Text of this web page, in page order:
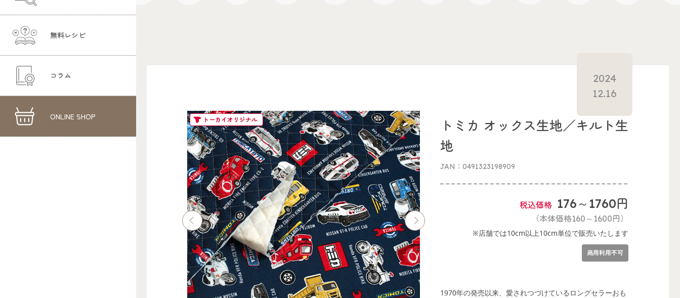
無料レシピ
コラム
ONLINE SHOP
トミカ オックス生地／キルト生
地
JAN：0491323198909
2024
12.16
トーカイオリジナル
税込価格 176～1760円
（本体価格160～1600円）
※店舗では10cm以上10cm単位で販売いたします
商用利用不可
1970年の発売以来、愛されつづけているロングセラーおも